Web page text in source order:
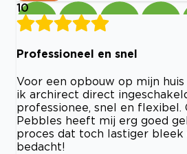
10
Professioneel en snel
Voor een opbouw op mijn
ik archirect direct
professionee, snel en flexibel.
Pebbles heeft mij erg goed
proces dat toch lastiger bleek
bedacht!